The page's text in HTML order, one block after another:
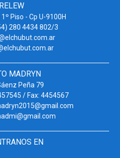
Piso - Cp U-9100H
280 4434 802/3
MADRYN
Peña 79
/ Fax: 4454567
EN